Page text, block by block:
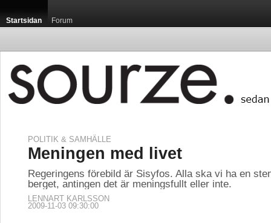
Startsidan Forum
POLITIK & SAMHÄLLE
Meningen med livet
Regeringens förebild är Sisyfos. Alla ska vi ha en
berget, antingen det är meningsfullt eller inte.
LENNART KARLSSON
2009-11-03 09:30:00